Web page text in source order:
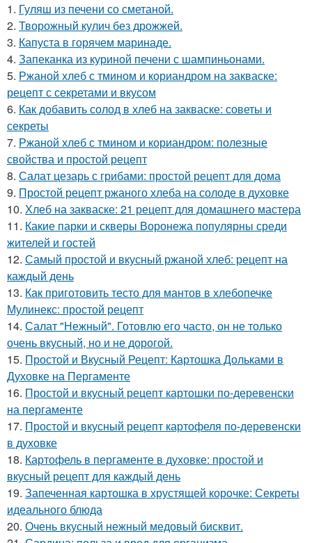
1. Гуляш из печени со сметаной.
2. Творожный кулич без дрожжей.
3. Капуста в горячем маринаде.
4. Запеканка из куриной печени с шампиньонами.
5. Ржаной хлеб с тмином и кориандром на закваске:
рецепт с секретами и вкусом
6. Как добавить солод в хлеб на закваске: советы и
секреты
7. Ржаной хлеб с тмином и кориандром: полезные
свойства и простой рецепт
8. Салат цезарь с грибами: простой рецепт для дома
9. Простой рецепт ржаного хлеба на солоде в духовке
10. Хлеб на закваске: 21 рецепт для домашнего мастера
11. Какие парки и скверы Воронежа популярны среди
жителей и гостей
12. Самый простой и вкусный ржаной хлеб: рецепт на
каждый день
13. Как приготовить тесто для мантов в хлебопечке
Мулинекс: простой рецепт
14. Салат "Нежный". Готовлю его часто, он не только
очень вкусный, но и не дорогой.
15. Простой и Вкусный Рецепт: Картошка Дольками в
Духовке на Пергаменте
16. Простой и вкусный рецепт картошки по-деревенски
на пергаменте
17. Простой и вкусный рецепт картофеля по-деревенски
в духовке
18. Картофель в пергаменте в духовке: простой и
вкусный рецепт для каждый день
19. Запеченная картошка в хрустящей корочке: Секреты
идеального блюда
20. Очень вкусный нежный медовый бисквит.